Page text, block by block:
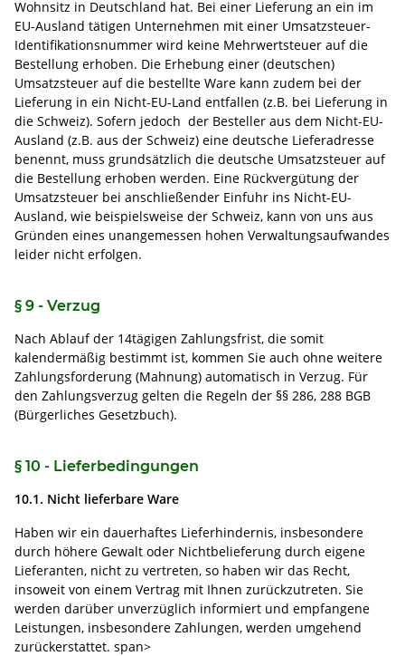
Wohnsitz in Deutschland hat. Bei einer Lieferung an ein im
EU-Ausland tätigen Unternehmen mit einer Umsatzsteuer-
Identifikationsnummer wird keine Mehrwertsteuer auf die
Bestellung erhoben. Die Erhebung einer (deutschen)
Umsatzsteuer auf die bestellte Ware kann zudem bei der
Lieferung in ein Nicht-EU-Land entfallen (z.B. bei Lieferung in
die Schweiz). Sofern jedoch der Besteller aus dem Nicht-EU-
Ausland (z.B. aus der Schweiz) eine deutsche Lieferadresse
benennt, muss grundsätzlich die deutsche Umsatzsteuer auf
die Bestellung erhoben werden. Eine Rückvergütung der
Umsatzsteuer bei anschließender Einfuhr ins Nicht-EU-
Ausland, wie beispielsweise der Schweiz, kann von uns aus
Gründen eines unangemessen hohen Verwaltungsaufwandes
leider nicht erfolgen.
§ 9 - Verzug
Nach Ablauf der 14tägigen Zahlungsfrist, die somit
kalendermäßig bestimmt ist, kommen Sie auch ohne weitere
Zahlungsforderung (Mahnung) automatisch in Verzug. Für
den Zahlungsverzug gelten die Regeln der §§ 286, 288 BGB
(Bürgerliches Gesetzbuch).
§ 10 - Lieferbedingungen
10.1. Nicht lieferbare Ware
Haben wir ein dauerhaftes Lieferhindernis, insbesondere
durch höhere Gewalt oder Nichtbelieferung durch eigene
Lieferanten, nicht zu vertreten, so haben wir das Recht,
insoweit von einem Vertrag mit Ihnen zurückzutreten. Sie
werden darüber unverzüglich informiert und empfangene
Leistungen, insbesondere Zahlungen, werden umgehend
zurückerstattet. span>